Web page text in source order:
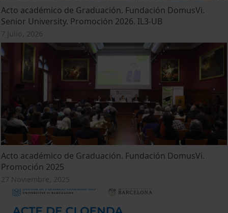
Acto académico de Graduación. Fundación DomusVi.
Senior University. Promoción 2026. IL3-UB
7 Julio, 2026
Acto académico de Graduación. Fundación DomusVi.
Promoción 2025
27 Noviembre, 2025